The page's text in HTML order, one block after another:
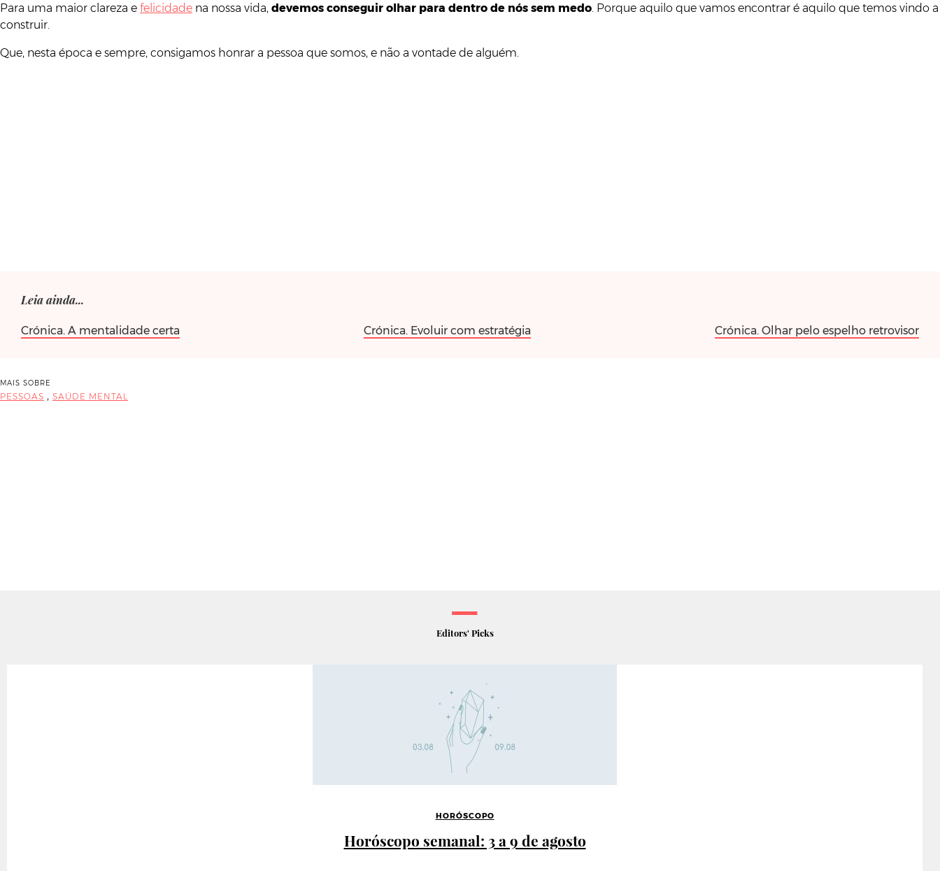
Para uma maior clareza e felicidade na nossa vida, devemos conseguir olhar para dentro de nós sem medo . Porque aquilo que vamos encontrar é aquilo que temos vindo a
construir.
Que, nesta época e sempre, consigamos honrar a pessoa que somos, e não a vontade de alguém.
Leia ainda...
Crónica. A mentalidade certa Crónica. Evoluir com estratégia Crónica. Olhar pelo espelho retrovisor
MAIS SOBRE
PESSOAS , SAÚDE MENTAL
Editors' Picks
HORÓSCOPO
Horóscopo semanal: 3 a 9 de agosto